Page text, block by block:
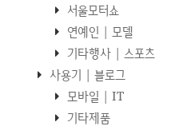
서울모터쇼
연예인 | 모델
기타행사 | 스포츠
사용기 | 블로그
모바일 | IT
기타제품